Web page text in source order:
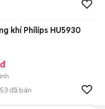
khí Philips HU5930
53 đã bán